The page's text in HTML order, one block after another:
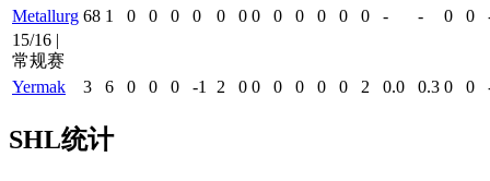
Metallurg 68 1 0 0 0 0 0 0 0 0 0 0 0 0 - - 0 0
15/16 |
常规赛
Yermak
3 6 0 0 0 -1 2 0 0 0 0 0 0 2 0.0 0.3 0 0
SHL统计